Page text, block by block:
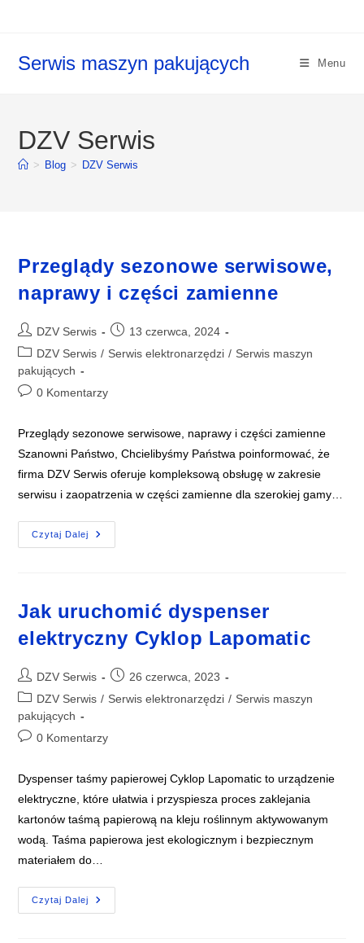
Serwis maszyn pakujących Menu
DZV Serwis
> Blog > DZV Serwis
​Przeglądy sezonowe serwisowe,
naprawy i części zamienne
Post
author:
DZV Serwis
Post
published:
13 czerwca, 2024
Post
category:
DZV Serwis / Serwis elektronarzędzi / Serwis maszyn
pakujących
Post0 Komentarzy
Przeglądy sezonowe serwisowe, naprawy i części zamienne
Szanowni Państwo, Chcielibyśmy Państwa poinformować, że
firma DZV Serwis oferuje kompleksową obsługę w zakresie
serwisu i zaopatrzenia w części zamienne dla szerokiej gamy…
Czytaj Dalej
Przeglądy
Części
Zamienne
​Jak uruchomić dyspenser
elektryczny Cyklop Lapomatic
Post
author:
DZV Serwis
Post
published:
26 czerwca, 2023
Post
category:
DZV Serwis / Serwis elektronarzędzi / Serwis maszyn
pakujących
Post0 Komentarzy
Dyspenser taśmy papierowej Cyklop Lapomatic to urządzenie
elektryczne, które ułatwia i przyspiesza proces zaklejania
kartonów taśmą papierową na kleju roślinnym aktywowanym
wodą. Taśma papierowa jest ekologicznym i bezpiecznym
materiałem do…
Czytaj Dalej
Jak